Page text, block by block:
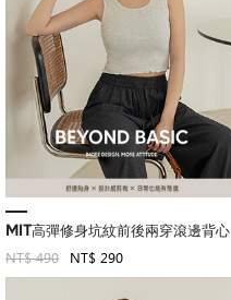
MIT高彈修身坑紋前後兩穿滾邊背心
NT$ 490 NT$ 290